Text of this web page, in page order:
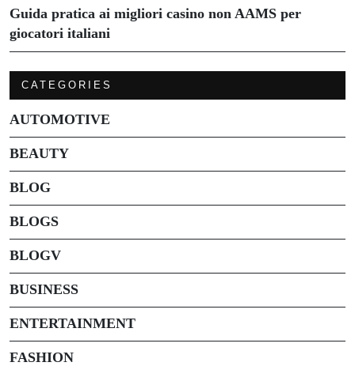
Guida pratica ai migliori casino non AAMS per
giocatori italiani
CATEGORIES
AUTOMOTIVE
BEAUTY
BLOG
BLOGS
BLOGV
BUSINESS
ENTERTAINMENT
FASHION